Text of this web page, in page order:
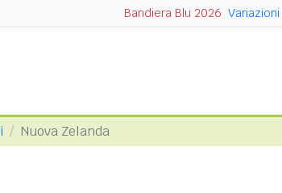
Bandiera Blu 2026 Variazioni
Nuova Zelanda